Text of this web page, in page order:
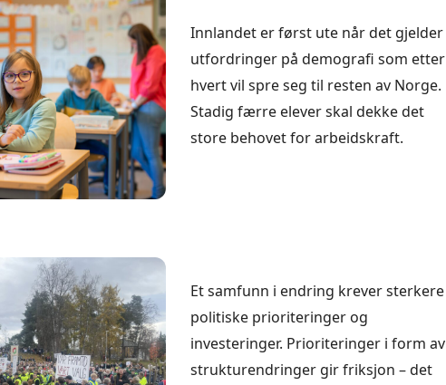
Innlandet er først ute når det gjelder
utfordringer på demografi som etter
hvert vil spre seg til resten av Norge.
Stadig færre elever skal dekke det
store behovet for arbeidskraft.
Et samfunn i endring krever sterkere
politiske prioriteringer og
investeringer. Prioriteringer i form av
strukturendringer gir friksjon – det